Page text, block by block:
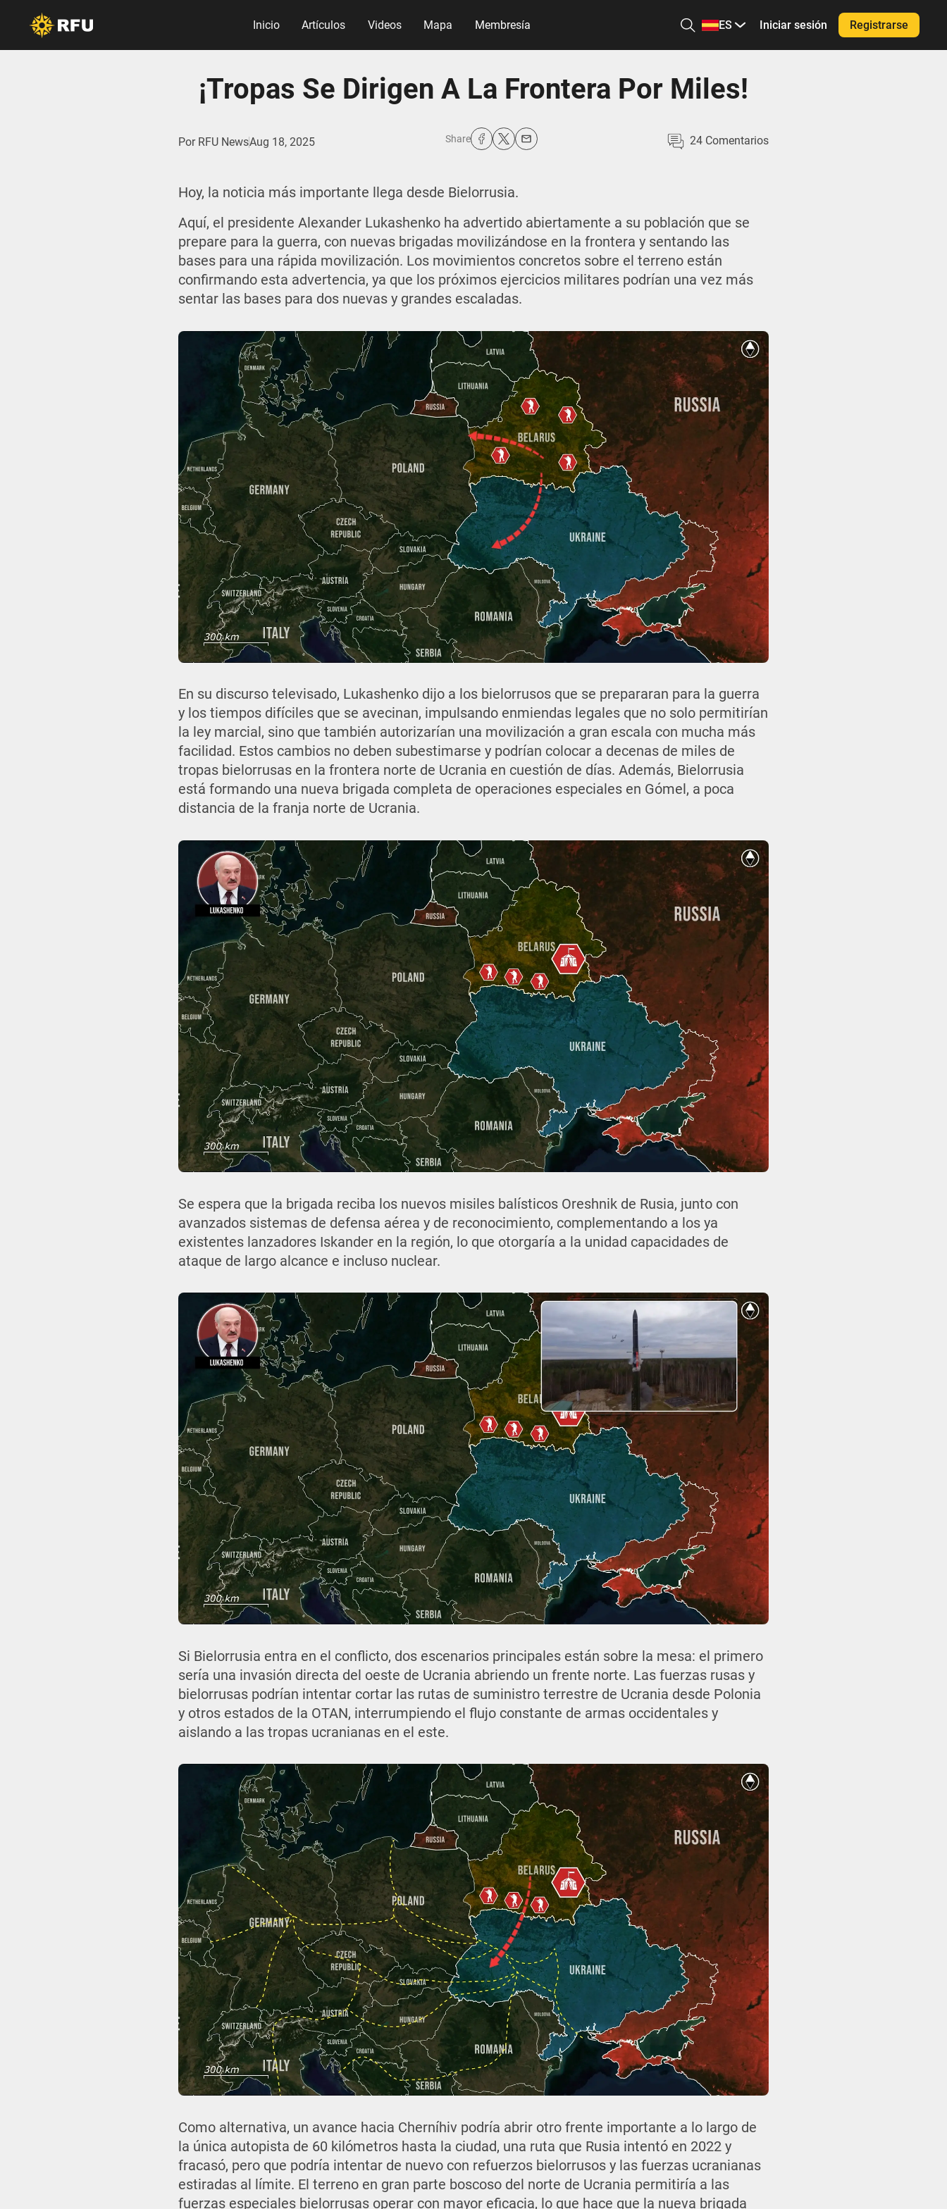
Inicio Artículos Videos Mapa Membresía ES Iniciar sesión Registrarse
¡Tropas Se Dirigen A La Frontera Por Miles!
Por RFU NewsAug 18, 2025 Share 24Comentarios
Hoy, la noticia más importante llega desde Bielorrusia.
Aquí, el presidente Alexander Lukashenko ha advertido abiertamente a su población que se
prepare para la guerra, con nuevas brigadas movilizándose en la frontera y sentando las
bases para una rápida movilización. Los movimientos concretos sobre el terreno están
confirmando esta advertencia, ya que los próximos ejercicios militares podrían una vez más
sentar las bases para dos nuevas y grandes escaladas.
En su discurso televisado, Lukashenko dijo a los bielorrusos que se prepararan para la guerra
y los tiempos difíciles que se avecinan, impulsando enmiendas legales que no solo permitirían
la ley marcial, sino que también autorizarían una movilización a gran escala con mucha más
facilidad. Estos cambios no deben subestimarse y podrían colocar a decenas de miles de
tropas bielorrusas en la frontera norte de Ucrania en cuestión de días. Además, Bielorrusia
está formando una nueva brigada completa de operaciones especiales en Gómel, a poca
distancia de la franja norte de Ucrania.
Se espera que la brigada reciba los nuevos misiles balísticos Oreshnik de Rusia, junto con
avanzados sistemas de defensa aérea y de reconocimiento, complementando a los ya
existentes lanzadores Iskander en la región, lo que otorgaría a la unidad capacidades de
ataque de largo alcance e incluso nuclear.
Si Bielorrusia entra en el conflicto, dos escenarios principales están sobre la mesa: el primero
sería una invasión directa del oeste de Ucrania abriendo un frente norte. Las fuerzas rusas y
bielorrusas podrían intentar cortar las rutas de suministro terrestre de Ucrania desde Polonia
y otros estados de la OTAN, interrumpiendo el flujo constante de armas occidentales y
aislando a las tropas ucranianas en el este.
Como alternativa, un avance hacia Cherníhiv podría abrir otro frente importante a lo largo de
la única autopista de 60 kilómetros hasta la ciudad, una ruta que Rusia intentó en 2022 y
fracasó, pero que podría intentar de nuevo con refuerzos bielorrusos y las fuerzas ucranianas
estiradas al límite. El terreno en gran parte boscoso del norte de Ucrania permitiría a las
fuerzas especiales bielorrusas operar con mayor eficacia, lo que hace que la nueva brigada